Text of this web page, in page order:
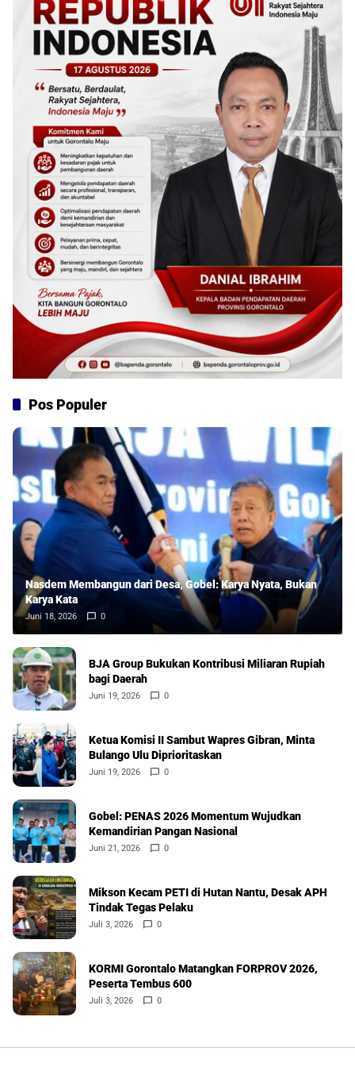
Pos Populer
Nasdem Membangun dari Desa, Gobel: Karya Nyata, Bukan
Karya Kata
Juni 18, 2026 0
BJA Group Bukukan Kontribusi Miliaran Rupiah
bagi Daerah
Juni 19, 2026 0
Ketua Komisi II Sambut Wapres Gibran, Minta
Bulango Ulu Diprioritaskan
Juni 19, 2026 0
Gobel: PENAS 2026 Momentum Wujudkan
Kemandirian Pangan Nasional
Juni 21, 2026 0
Mikson Kecam PETI di Hutan Nantu, Desak APH
Tindak Tegas Pelaku
Juli 3, 2026 0
KORMI Gorontalo Matangkan FORPROV 2026,
Peserta Tembus 600
Juli 3, 2026 0